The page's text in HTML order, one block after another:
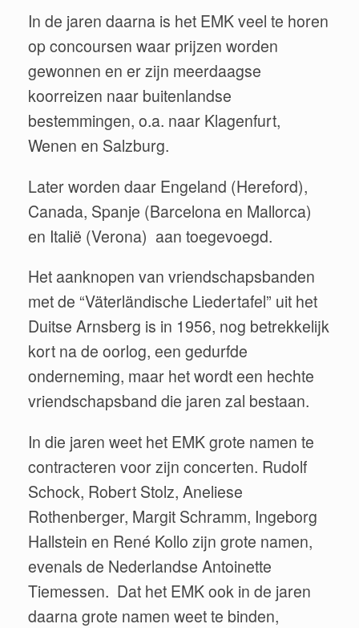
In de jaren daarna is het EMK veel te horen
op concoursen waar prijzen worden
gewonnen en er zijn meerdaagse
koorreizen naar buitenlandse
bestemmingen, o.a. naar Klagenfurt,
Wenen en Salzburg.
Later worden daar Engeland (Hereford),
Canada, Spanje (Barcelona en Mallorca)
en Italië (Verona) aan toegevoegd.
Het aanknopen van vriendschapsbanden
met de “Väterländische Liedertafel” uit het
Duitse Arnsberg is in 1956, nog betrekkelijk
kort na de oorlog, een gedurfde
onderneming, maar het wordt een hechte
vriendschapsband die jaren zal bestaan.
In die jaren weet het EMK grote namen te
contracteren voor zijn concerten. Rudolf
Schock, Robert Stolz, Aneliese
Rothenberger, Margit Schramm, Ingeborg
Hallstein en René Kollo zijn grote namen,
evenals de Nederlandse Antoinette
Tiemessen. Dat het EMK ook in de jaren
daarna grote namen weet te binden,